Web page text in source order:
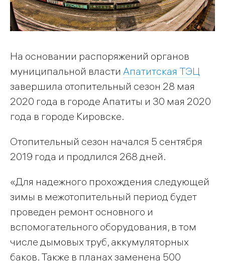
На основании распоряжений органов
муниципальной власти Апатитская ТЭЦ
завершила отопительный сезон 28 мая
2020 года в городе Апатиты и 30 мая 2020
года в городе Кировске.
Отопительный сезон начался 5 сентября
2019 года и продлился 268 дней.
«Для надежного прохождения следующей
зимы в межотопительный период будет
проведен ремонт основного и
вспомогательного оборудования, в том
числе дымовых труб, аккумуляторных
баков. Также в планах заменена 500